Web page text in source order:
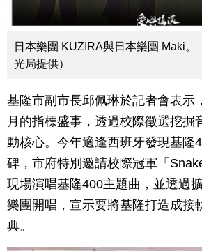
日本樂團 KUZIRA與日本樂團 Maki。
光局提供）
基隆市副市長邱佩琳於記者會表示
月的指標盛事，透過校際徵選挖掘
動核心。今年適逢西班牙發現基隆
碑，市府特別邀請校際冠軍「
現場演唱基隆400主題曲，並透過
樂團開唱，宣示要將基隆打造成接
典。